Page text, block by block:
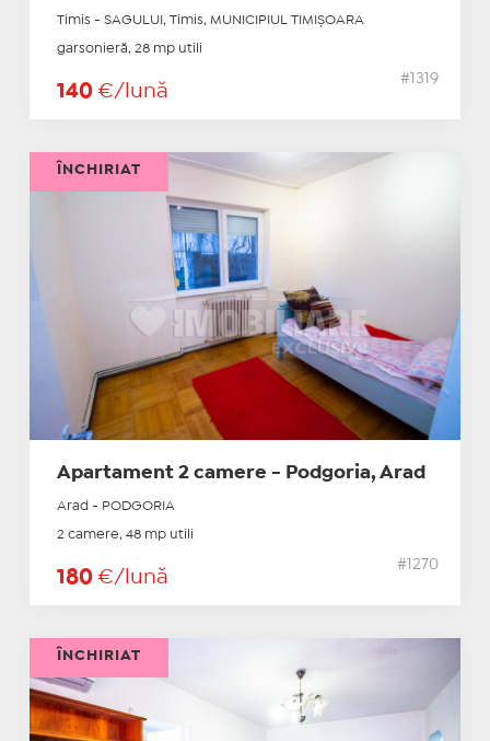
Timis - SAGULUI, Timis, MUNICIPIUL TIMIŞOARA
garsonieră, 28 mp utili
140 €/lună
#1319
Apartament 2 camere - Podgoria, Arad
Arad - PODGORIA
2 camere, 48 mp utili
180 €/lună
#1270
ÎNCHIRIAT
ÎNCHIRIAT